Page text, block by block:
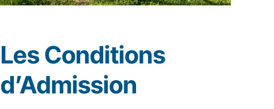
Les Conditions
d’Admission